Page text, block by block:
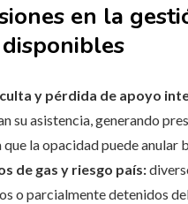
en la
y pérdida de apoyo
su asistencia, generando
que la opacidad puede
de gas y riesgo país:
o parcialmente detenidos